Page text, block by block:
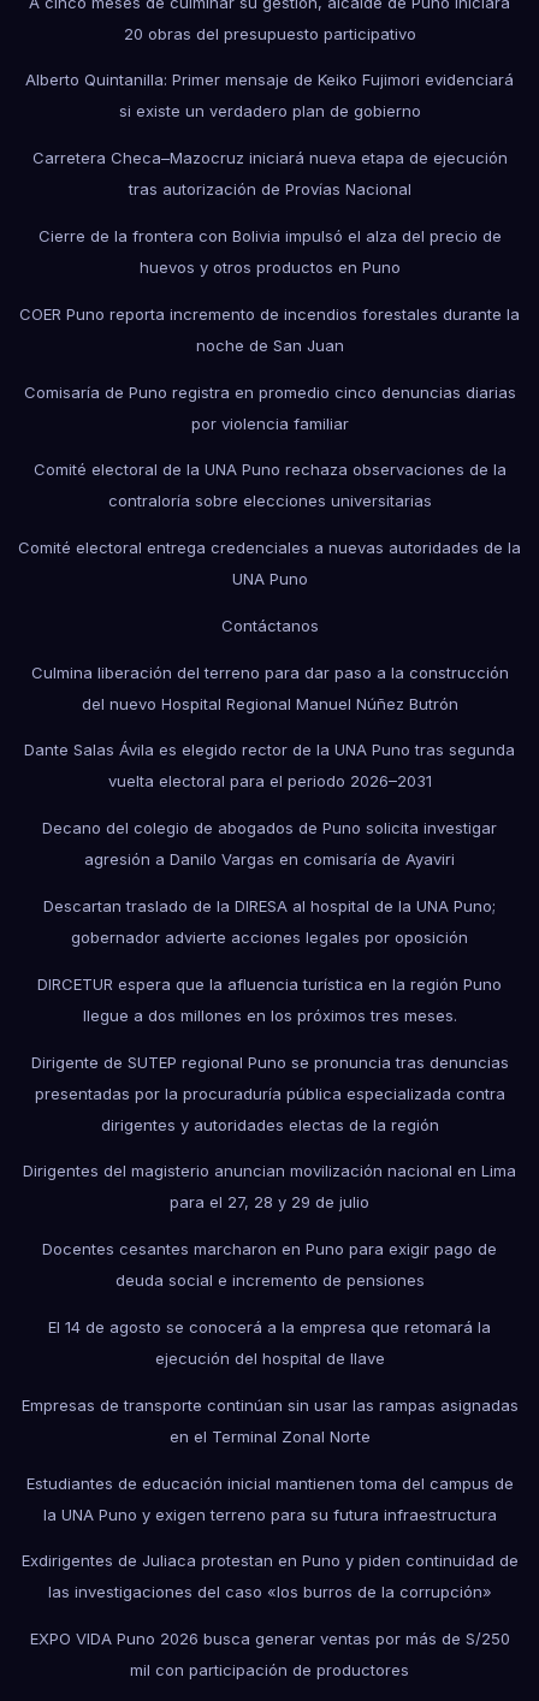
20 obras del presupuesto participativo
Alberto Quintanilla: Primer mensaje de Keiko Fujimori evidenciará
si existe un verdadero plan de gobierno
Carretera Checa–Mazocruz iniciará nueva etapa de ejecución
tras autorización de Provías Nacional
Cierre de la frontera con Bolivia impulsó el alza del precio de
huevos y otros productos en Puno
COER Puno reporta incremento de incendios forestales durante la
noche de San Juan
Comisaría de Puno registra en promedio cinco denuncias diarias
por violencia familiar
Comité electoral de la UNA Puno rechaza observaciones de la
contraloría sobre elecciones universitarias
Comité electoral entrega credenciales a nuevas autoridades de la
UNA Puno
Contáctanos
Culmina liberación del terreno para dar paso a la construcción
del nuevo Hospital Regional Manuel Núñez Butrón
Dante Salas Ávila es elegido rector de la UNA Puno tras segunda
vuelta electoral para el periodo 2026–2031
Decano del colegio de abogados de Puno solicita investigar
agresión a Danilo Vargas en comisaría de Ayaviri
Descartan traslado de la DIRESA al hospital de la UNA Puno;
gobernador advierte acciones legales por oposición
DIRCETUR espera que la afluencia turística en la región Puno
llegue a dos millones en los próximos tres meses.
Dirigente de SUTEP regional Puno se pronuncia tras denuncias
presentadas por la procuraduría pública especializada contra
dirigentes y autoridades electas de la región
Dirigentes del magisterio anuncian movilización nacional en Lima
para el 27, 28 y 29 de julio
Docentes cesantes marcharon en Puno para exigir pago de
deuda social e incremento de pensiones
El 14 de agosto se conocerá a la empresa que retomará la
ejecución del hospital de Ilave
Empresas de transporte continúan sin usar las rampas asignadas
en el Terminal Zonal Norte
Estudiantes de educación inicial mantienen toma del campus de
la UNA Puno y exigen terreno para su futura infraestructura
Exdirigentes de Juliaca protestan en Puno y piden continuidad de
las investigaciones del caso «los burros de la corrupción»
EXPO VIDA Puno 2026 busca generar ventas por más de S/250
mil con participación de productores